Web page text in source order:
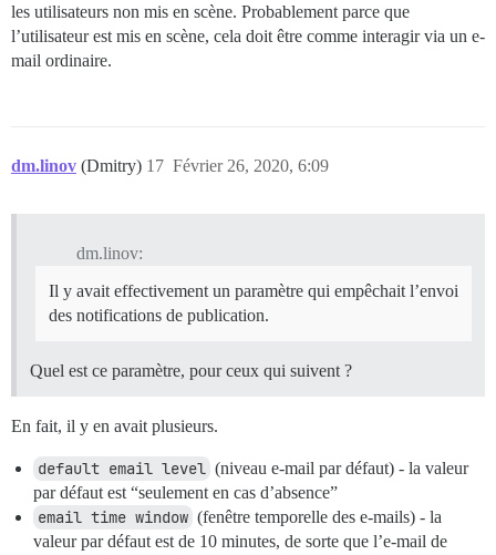
les utilisateurs non mis en scène. Probablement parce que
l’utilisateur est mis en scène, cela doit être comme interagir via un e-
mail ordinaire.
dm.linov (Dmitry) Février 26, 2020, 6:09
17
dm.linov:
Il y avait effectivement un paramètre qui empêchait l’envoi
des notifications de publication.
Quel est ce paramètre, pour ceux qui suivent ?
En fait, il y en avait plusieurs.
default email level (niveau e-mail par défaut) - la valeur
par défaut est “seulement en cas d’absence”
email time window (fenêtre temporelle des e-mails) - la
valeur par défaut est de 10 minutes, de sorte que l’e-mail de